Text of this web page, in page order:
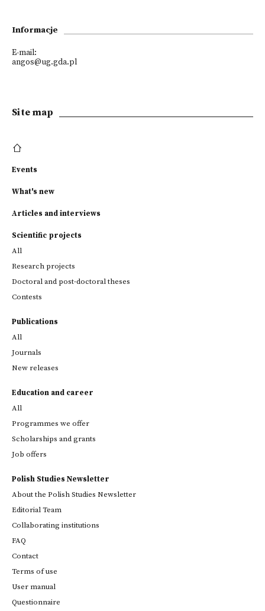
Informacje
E-mail:
angos@ug.gda.pl
Site map
Events
What's new
Articles and interviews
Scientific projects
All
Research projects
Doctoral and post-doctoral theses
Contests
Publications
All
Journals
New releases
Education and career
All
Programmes we offer
Scholarships and grants
Job offers
Polish Studies Newsletter
About the Polish Studies Newsletter
Editorial Team
Collaborating institutions
FAQ
Contact
Terms of use
User manual
Questionnaire